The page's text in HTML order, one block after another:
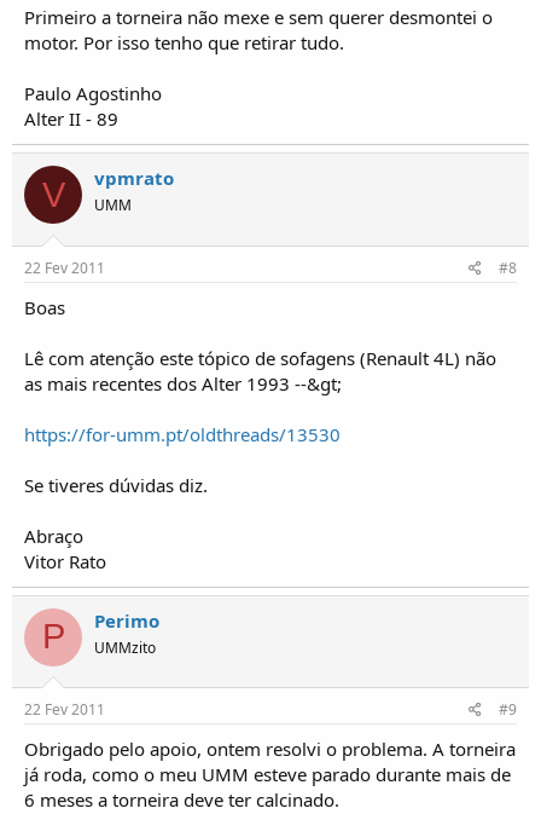
Primeiro a torneira não mexe e sem querer desmontei o
motor. Por isso tenho que retirar tudo.
Paulo Agostinho
Alter II - 89
V vpmrato
UMM
22 Fev 2011 #8
Boas
Lê com atenção este tópico de sofagens (Renault 4L) não
as mais recentes dos Alter 1993 --&gt;
https://for-umm.pt/oldthreads/13530
Se tiveres dúvidas diz.
Abraço
Vitor Rato
P Perimo
UMMzito
22 Fev 2011 #9
Obrigado pelo apoio, ontem resolvi o problema. A torneira
já roda, como o meu UMM esteve parado durante mais de
6 meses a torneira deve ter calcinado.